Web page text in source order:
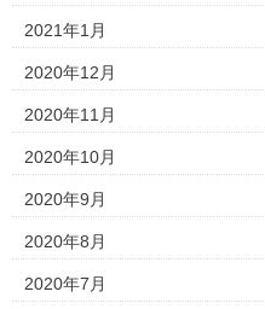
2021年1月
2020年12月
2020年11月
2020年10月
2020年9月
2020年8月
2020年7月